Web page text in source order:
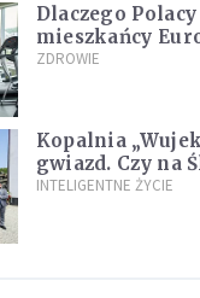
Dlaczego
mieszkańcy
Ekspertka
ZDROWIE
Kopalnia
gwiazd. Czy na
„Dolina
INTELIGENTNE ŻYCIE